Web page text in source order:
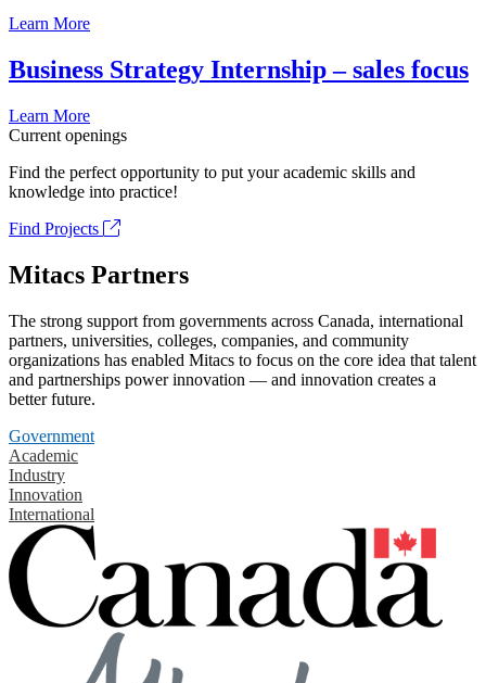
Learn More
Business Strategy Internship – sales focus
Learn More
Current openings
Find the perfect opportunity to put your academic skills and
knowledge into practice!
Find Projects
Mitacs Partners
The strong support from governments across Canada, international
partners, universities, colleges, companies, and community
organizations has enabled Mitacs to focus on the core idea that talent
and partnerships power innovation — and innovation creates a
better future.
Government
Academic
Industry
Innovation
International